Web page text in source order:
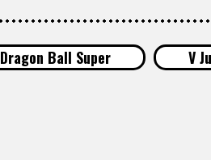
Dragon Ball Super V